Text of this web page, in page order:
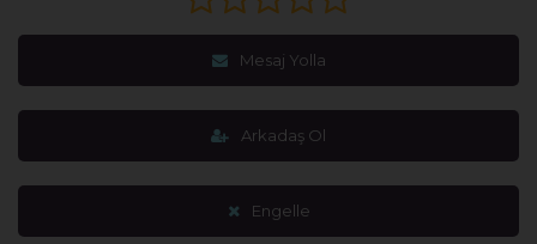
Mesaj Yolla
Arkadaş Ol
Engelle